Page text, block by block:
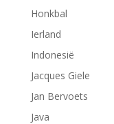
Honkbal
Ierland
Indonesië
Jacques Giele
Jan Bervoets
Java